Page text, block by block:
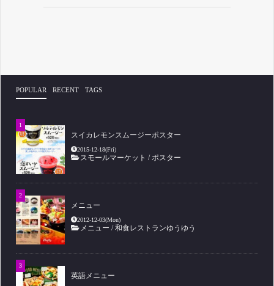
POPULAR RECENT TAGS
スイカレモンスムージーポスター
2015-12-18(Fri)
スモールマーケット /ポスター
メニュー
2012-12-03(Mon)
メニュー /和食レストランゆうゆう
英語メニュー